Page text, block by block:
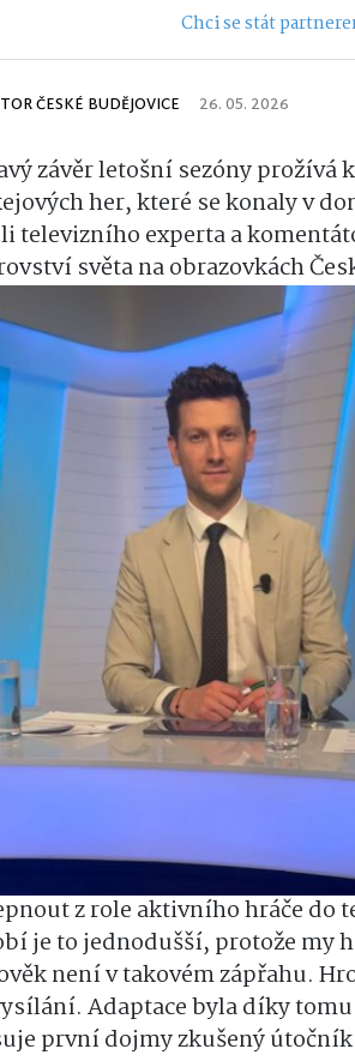
Chci se stát
ČESKÉ BUDĚJOVICE 26. 05. 2026
závěr letošní sezóny prožívá
her, které se konaly v
televizního experta a
světa na obrazovkách
z role aktivního hráče
je to jednodušší, protože my
není v takovém zápřahu.
Adaptace byla díky
první dojmy zkušený